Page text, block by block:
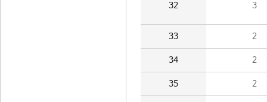
32 3
33 2
34 2
35 2